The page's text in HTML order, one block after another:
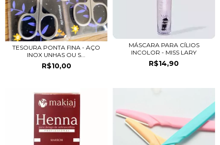
TESOURA PONTA FINA - AÇO
INOX UNHAS OU S...
R$10,00
MÁSCARA PARA CÍLIOS
INCOLOR - MISS LARY
R$14,90